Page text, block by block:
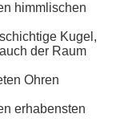
himmlischen
Kugel,
der Raum
Ohren
erhabensten